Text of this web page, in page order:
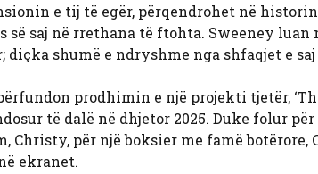
e tij të egër, përqendrohet në
së saj në rrethana të ftohta. Sweeney
shumë e ndryshme nga shfaqjet e saj
prodhimin e një projekti tjetër,
të dalë në dhjetor 2025. Duke folur
Christy, për një boksier me famë
ekranet.